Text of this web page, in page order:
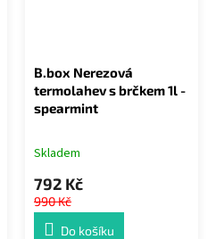
B.box Nerezová
termolahev s brčkem 1l -
spearmint
Skladem
792 Kč
990 Kč
Do košíku